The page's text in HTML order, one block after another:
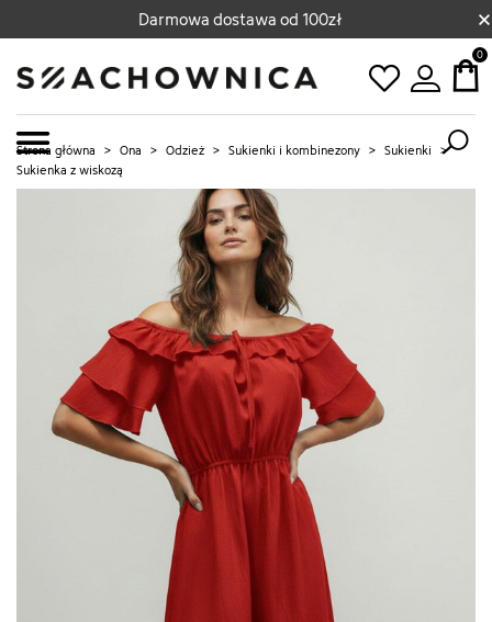
Darmowa dostawa od 100zł ×
0
Strona główna > Ona > Odzież > Sukienki i kombinezony > Sukienki >
Sukienka z wiskozą